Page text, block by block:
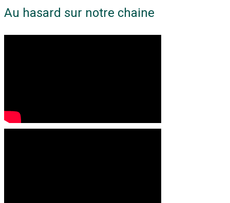
Au hasard sur notre chaine